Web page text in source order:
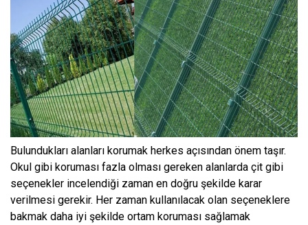
Bulundukları alanları korumak herkes açısından önem taşır.
Okul gibi koruması fazla olması gereken alanlarda çit gibi
seçenekler incelendiği zaman en doğru şekilde karar
verilmesi gerekir. Her zaman kullanılacak olan seçeneklere
bakmak daha iyi şekilde ortam koruması sağlamak